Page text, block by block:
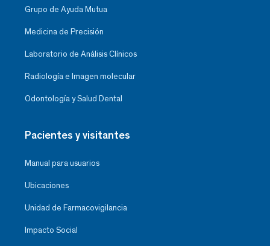
Grupo de Ayuda Mutua
Medicina de Precisión
Laboratorio de Análisis Clínicos
Radiología e Imagen molecular
Odontología y Salud Dental
Pacientes y visitantes
Manual para usuarios
Ubicaciones
Unidad de Farmacovigilancia
Impacto Social